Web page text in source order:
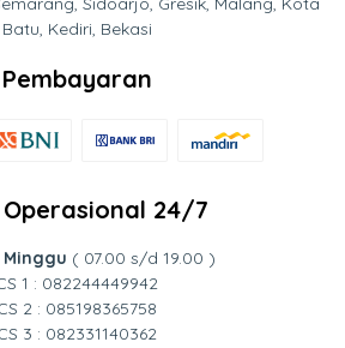
Batu, Kediri, Bekasi
Pembayaran
24/7
( 07.00 s/d 19.00 )
1 : 082244449942
2 : 085198365758
3 : 082331140362